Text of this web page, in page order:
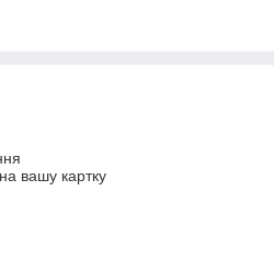
вашу картку